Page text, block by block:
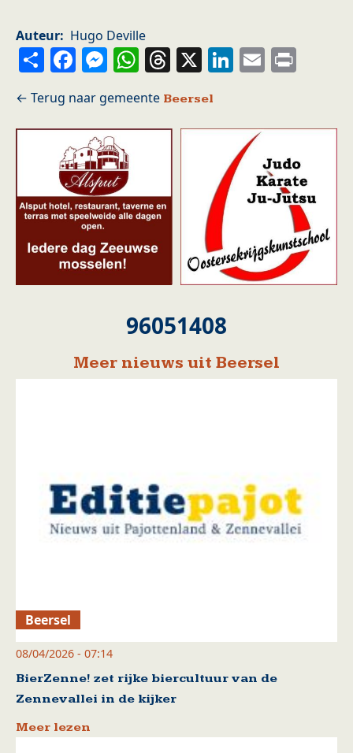
Auteur Hugo Deville
ShareFacebook
Messenger
WhatsApp
Threads
X LinkedIn
Email
Beersel
96051408
Meer nieuws uit Beersel
Beersel
08/04/2026 - 07:14
BierZenne! zet rijke biercultuur van de
Zennevallei in de kijker
Meer lezen